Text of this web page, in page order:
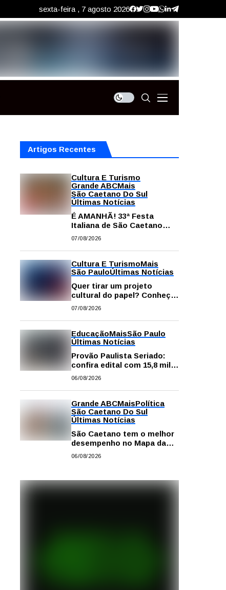
sexta-feira , 7 agosto 2026
Artigos Recentes
Cultura E Turismo
Grande ABCMais
São Caetano Do Sul
Últimas Notícias
É AMANHÃ! 33ª Festa
Italiana de São Caetano
começa neste sábado com
solidariedade
07/08/2026
Cultura E TurismoMais
São PauloÚltimas Notícias
Quer tirar um projeto
cultural do papel? Conheça
os principais editais
07/08/2026
EducaçãoMaisSão Paulo
Últimas Notícias
Provão Paulista Seriado:
confira edital com 15,8 mil
vagas para ensino superior
06/08/2026
Grande ABCMaisPolítica
São Caetano Do Sul
Últimas Notícias
São Caetano tem o melhor
desempenho no Mapa da
Desigualdade da Grande SP
06/08/2026